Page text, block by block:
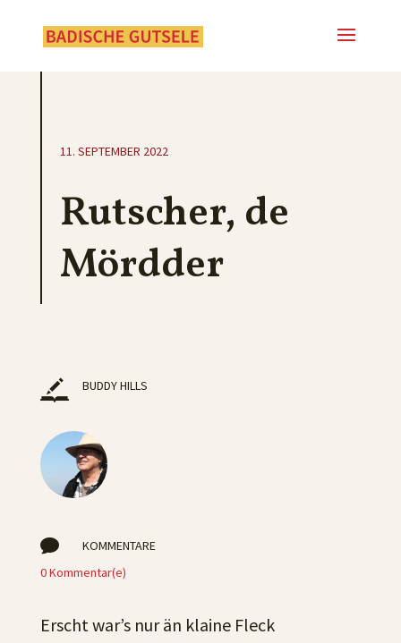
11. SEPTEMBER 2022
Rutscher, de
Mördder
BUDDY HILLS

KOMMENTARE
0 Kommentar(e)
Erscht war’s nur än klaine Fleck